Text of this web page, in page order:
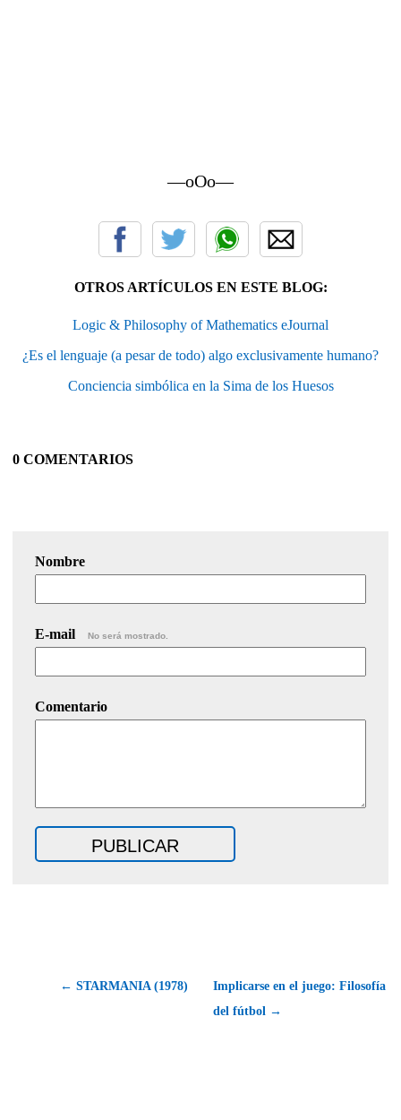
—oOo—
OTROS ARTÍCULOS EN ESTE BLOG:
Logic & Philosophy of Mathematics eJournal
¿Es el lenguaje (a pesar de todo) algo exclusivamente humano?
Conciencia simbólica en la Sima de los Huesos
0 COMENTARIOS
Nombre
E-mail No será mostrado.
Comentario
← STARMANIA (1978)
Implicarse en el juego: Filosofía
del fútbol →